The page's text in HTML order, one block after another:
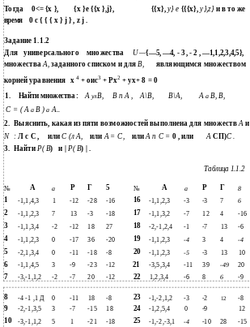
Тогда
0<= {х }, {x }e {{x },j}, {{х},у} е {{{х},y},z}и в то же
время 0 c { { { x } j } , z j .
Задание 1.1.2
Для универсального множества U—{—5, —4, - 3 , - 2 , —1,1,2,3,4,5},
множестваА,заданного списком и дляВ,
являющимся множеством
корней уравнения х 4 + оис3 + Рх2 + ух+ 8 = 0
1.
Найти множества : А улВ, В п А , А\В, В\А, А аВ, В,
С = ( А аВ )а А..
2. Выяснить, какая из пяти возможностей выполнена для множествАи
N :Л с С , илиС (л А, илиА = С, илиА п С = 0 , или АСП)С .
3. НайтиР( В) и | Р( В) | .
Таблица 1.1.2
№ А а Р Г 5 № А а Р Г 8
1 -1,1,4,3 1 -12 -28 -16 16 -1,1,2,3 -3 -3 7 6
2 -1,1,2,3 7 13 -3 -18 17 -1,1,3,2 -7 12 4 -16
3 -1,1,3,4 -2 -12 18 27 18 -2,-1,2,4 -1 -7 13 -6
4 -1,1,2,3 0 -17 36 -20 19 -1,1,2,3 -4 3 4 -4
5 -2,1,3,4 0 -11 -18 -8 20 -1,1,2,3 -5 -3 13 10
6 -1,1,4,5 3 -9 -23 -12 21 -3,5,3,4 -11 39 -49 20
7 -3,-1,1,2 -2 -7 20 -12 22 1,2,3,4 -6 8 6 -9
8 -4 -1 ,1 Д 0 -11 18 -8 23 -1,-2,1,2 -3 -2 12 -8
9 -2,-1,3,5 3 -7 -15 18 24 -1,2,5,4 0 -9 12
10 -3,-1,1,2 5 1 -21 -18 25 -1,-2,-3,1 -4 -10 28 -15